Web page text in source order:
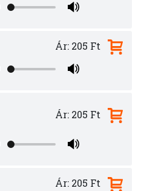
Ár: 205 Ft
Ár: 205 Ft
Ár: 205 Ft